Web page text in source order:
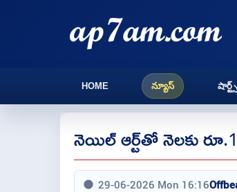
HOME న్యూస్ షార్ట్స్
నెయిల్‌ ఆర్ట్‌తో నెలకు
29-06-2026 Mon 16:16